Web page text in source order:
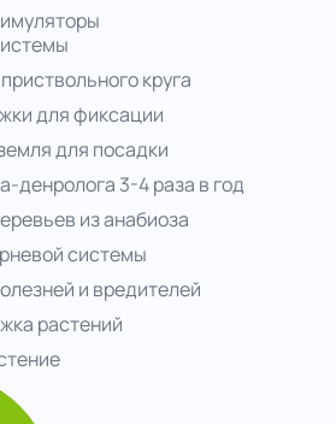
круга
для фиксации
для посадки
денролога 3-4 раза в год
из анабиоза
системы
и вредителей
растений